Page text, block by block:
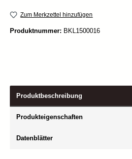
Zum Merkzettel hinzufügen
Produktnummer: BKL1500016
Produktbeschreibung
Produkteigenschaften
Datenblätter